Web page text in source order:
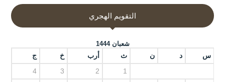
التقويم الهجري
شعبان 1444
س د ن ث أرب خ ج
1
2
3
4